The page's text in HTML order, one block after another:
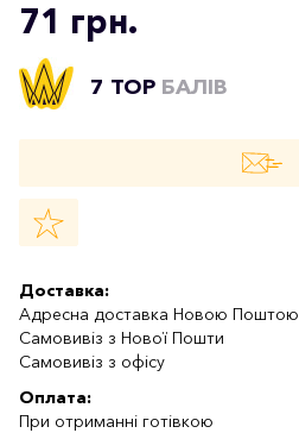
71 грн.
7 TOP БАЛІВ
Доставка:
Адресна доставка Новою Поштою
Самовивіз з Нової Пошти
Самовивіз з офісу
Оплата:
При отриманні готівкою